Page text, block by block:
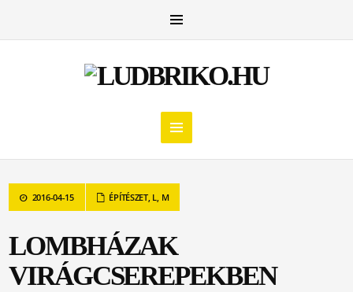
2016-04-15 ÉPÍTÉSZET, L, M
LOMBHÁZAK
VIRÁGCSEREPEKBEN